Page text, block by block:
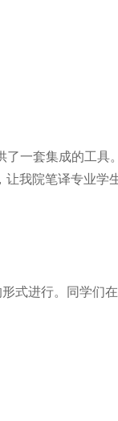
一套集成的工具
我院笔译专业学
式进行。同学们